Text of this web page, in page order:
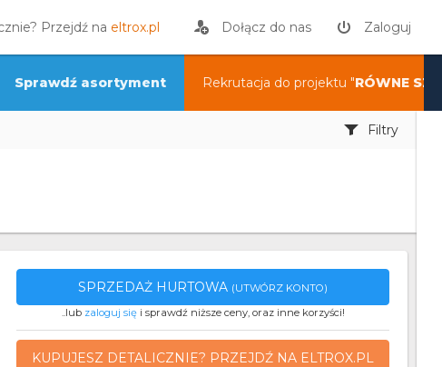
Przejdź na eltrox.pl Dołącz do nas Zaloguj
Sprawdź asortyment Rekrutacja do projektu "RÓWNE
Filtry
SPRZEDAŻ HURTOWA (UTWÓRZ KONTO)
..lub zaloguj sięi sprawdź niższe ceny, oraz inne korzyści!
KUPUJESZ DETALICZNIE? PRZEJDŹ NA ELTROX.PL